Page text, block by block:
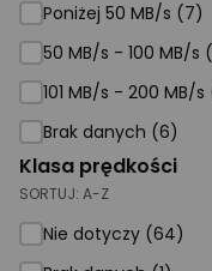
Poniżej 50 MB/s (7)
50 MB/s - 100 MB/s
101 MB/s - 200 MB/
Brak danych (6)
Klasa prędkości
SORTUJ: A-Z
Nie dotyczy (64)